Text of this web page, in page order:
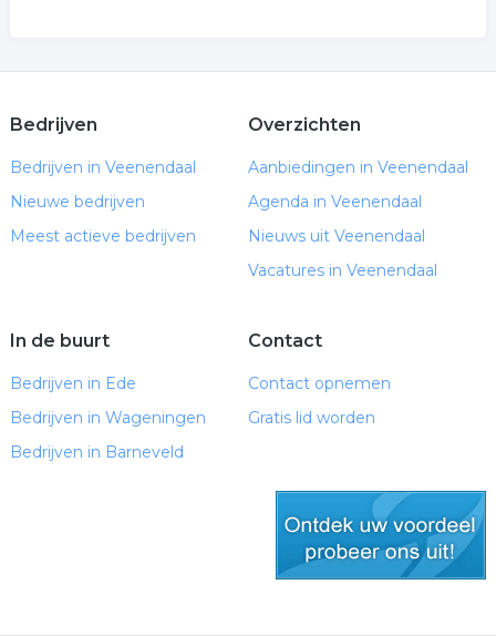
Bedrijven
Bedrijven in Veenendaal
Nieuwe bedrijven
Meest actieve bedrijven
Overzichten
Aanbiedingen in Veenendaal
Agenda in Veenendaal
Nieuws uit Veenendaal
Vacatures in Veenendaal
In de buurt
Bedrijven in Ede
Bedrijven in Wageningen
Bedrijven in Barneveld
Contact
Contact opnemen
Gratis lid worden